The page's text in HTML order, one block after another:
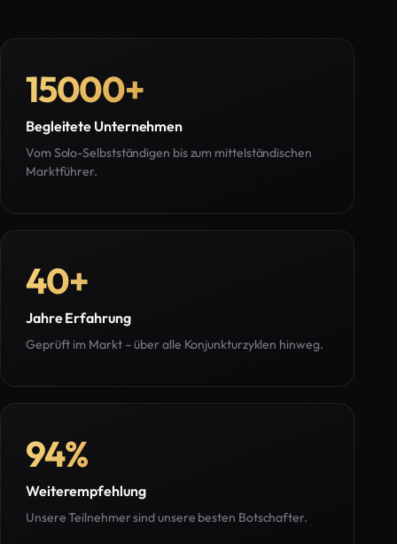
15000+
Begleitete Unternehmen
Vom Solo-Selbstständigen bis zum mittelständischen
Marktführer.
40+
Jahre Erfahrung
Geprüft im Markt – über alle Konjunkturzyklen hinweg.
94%
Weiterempfehlung
Unsere Teilnehmer sind unsere besten Botschafter.